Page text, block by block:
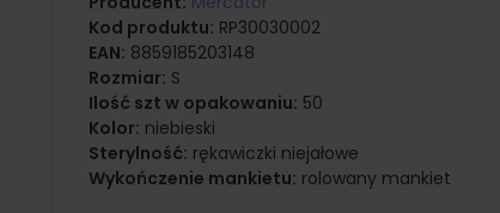
Kod produktu: RP30030002
EAN: 8859185203148
Rozmiar: S
Ilość szt w opakowaniu: 50
Kolor: niebieski
Sterylność: rękawiczki niejałowe
Wykończenie mankietu: rolowany mankiet